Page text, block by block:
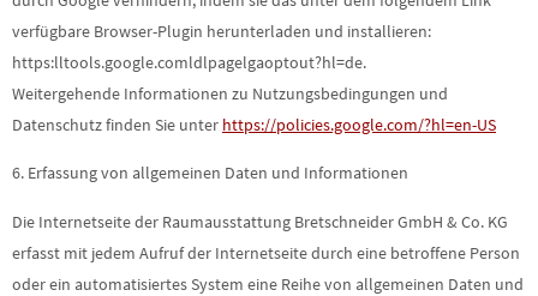
verfügbare Browser-Plugin herunterladen und installieren:
https:lltools.google.comldlpagelgaoptout?hl=de.
Weitergehende Informationen zu Nutzungsbedingungen und
Datenschutz finden Sie unter https://policies.google.com/?hl=en-US
6. Erfassung von allgemeinen Daten und Informationen
Die Internetseite der Raumausstattung Bretschneider GmbH & Co. KG
erfasst mit jedem Aufruf der Internetseite durch eine betroffene Person
oder ein automatisiertes System eine Reihe von allgemeinen Daten und